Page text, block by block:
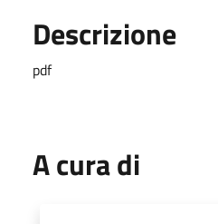
Descrizione
pdf
A cura di